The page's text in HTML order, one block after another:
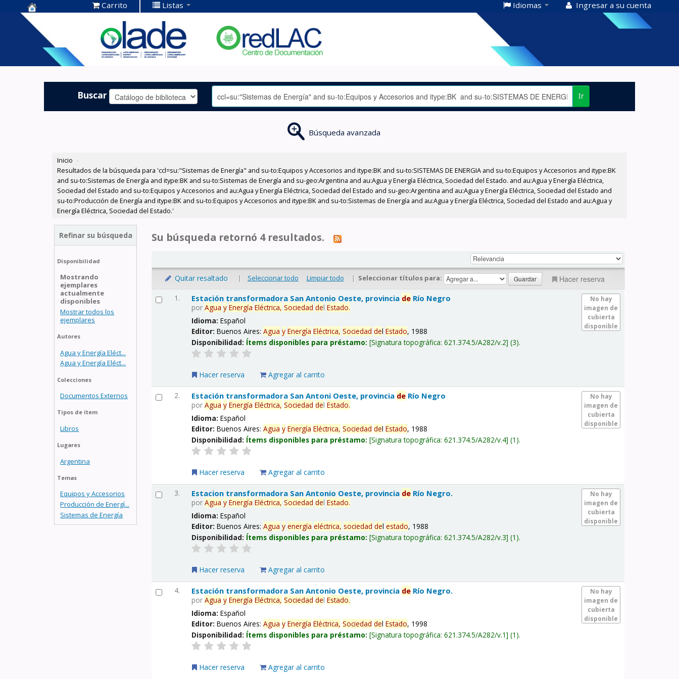
Centro de
Documentación
OLADE -
Carrito Listas Idiomas Ingresar a su cuenta
Buscar Ir
Búsqueda avanzada
Inicio ›
Resultados de la búsqueda para 'ccl=su:"Sistemas de Energía" and su-to:Equipos y Accesorios and itype:BK and su-to:SISTEMAS DE ENERGIA and su-to:Equipos y Accesorios and itype:BK
and su-to:Sistemas de Energía and itype:BK and su-to:Sistemas de Energía and su-geo:Argentina and au:Agua y Energía Eléctrica, Sociedad del Estado. and au:Agua y Energía Eléctrica,
Sociedad del Estado and su-to:Equipos y Accesorios and au:Agua y Energía Eléctrica, Sociedad del Estado and su-geo:Argentina and au:Agua y Energía Eléctrica, Sociedad del Estado and
su-to:Producción de Energía and itype:BK and su-to:Equipos y Accesorios and itype:BK and su-to:Sistemas de Energía and au:Agua y Energía Eléctrica, Sociedad del Estado and au:Agua y
Energía Eléctrica, Sociedad del Estado.'
Refinar su búsqueda
Disponibilidad
Mostrando
ejemplares
actualmente
disponibles
Mostrar todos los
ejemplares
Autores
Agua y Energía Eléct...
Agua y Energía Eléct...
Colecciones
Documentos Externos
Tipos de ítem
Libros
Lugares
Argentina
Temas
Equipos y Accesorios
Producción de Energí...
Sistemas de Energía
Su búsqueda retornó 4 resultados.
Quitar resaltado | Seleccionar todo Limpiar todo | Seleccionar títulos para: Hacer reserva
1.
No hay
imagen de
cubierta
disponible
Estación transformadora San Antonio Oeste, provincia de Río Negro
porAgua y Energía Eléctrica, Sociedad delEstado.
Idioma:Español
Editor:Buenos Aires:Agua y Energía Eléctrica, Sociedad delEstado, 1988
Disponibilidad: Ítems disponibles para préstamo: Signatura topográfica:621.374.5/A282/v.2 (3).
Hacer reserva Agregar al carrito
2.
No hay
imagen de
cubierta
disponible
Estación transformadora San Antoni Oeste, provincia de Río Negro
porAgua y Energía Eléctrica, Sociedad delEstado.
Idioma:Español
Editor:Buenos Aires:Agua y Energía Eléctrica, Sociedad delEstado, 1988
Disponibilidad: Ítems disponibles para préstamo: Signatura topográfica:621.374.5/A282/v.4 (1).
Hacer reserva Agregar al carrito
3.
No hay
imagen de
cubierta
disponible
Estacion transformadora San Antonio Oeste, provincia de Río Negro.
porAgua y Energía Eléctrica, Sociedad delEstado.
Idioma:Español
Editor:Buenos Aires:Agua y energía eléctrica, sociedad delestado, 1988
Disponibilidad: Ítems disponibles para préstamo: Signatura topográfica:621.374.5/A282/v.3 (1).
Hacer reserva Agregar al carrito
4.
No hay
imagen de
cubierta
disponible
Estación transformadora San Antonio Oeste, provincia de Río Negro.
porAgua y Energía Eléctrica, Sociedad delEstado.
Idioma:Español
Editor:Buenos Aires:Agua y Energía Eléctrica, Sociedad delEstado, 1998
Disponibilidad: Ítems disponibles para préstamo: Signatura topográfica:621.374.5/A282/v.1 (1).
Hacer reserva Agregar al carrito